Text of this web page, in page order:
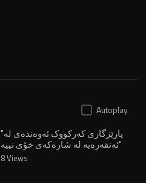
Autoplay
"پارێزگاری کەرکووک ئەوەندەی لە
ئەنقەرەیە لە شارەکەی خۆی نییە"
8 Views